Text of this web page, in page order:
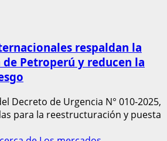
respaldan la
Petroperú y reducen la
Decreto de Urgencia N° 010-2025,
para la reestructuración y puesta